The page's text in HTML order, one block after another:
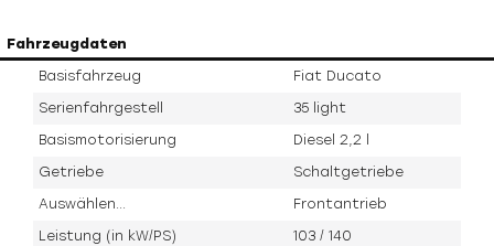
Fahrzeugdaten
Basisfahrzeug Fiat Ducato
Serienfahrgestell 35 light
Basismotorisierung Diesel 2,2 l
Getriebe Schaltgetriebe
Auswählen... Frontantrieb
Leistung (in kW/PS) 103 / 140